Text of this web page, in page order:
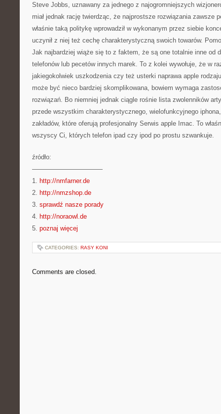
Steve Jobbs, uznawany za jednego z najogromniejszych
miał jednak rację twierdząc, że najprostsze rozwiązania zawsze
właśnie taką politykę wprowadził w wykonanym przez siebie
uczynił z niej też cechę charakterystyczną swoich towarów.
Jak najbardziej wiąże się to z faktem, że są one totalnie inne od
telefonów lub pecetów innych marek. To z kolei wywołuje, że w
jakiegokolwiek uszkodzenia czy też usterki naprawa apple
może być nieco bardziej skomplikowana, bowiem wymaga
rozwiązań. Bo niemniej jednak ciągle rośnie lista zwolenników
przede wszystkim charakterystycznego, wielofunkcyjnego
zakładów, które oferują profesjonalny Serwis apple Imac. To
wszyscy Ci, których telefon ipad czy ipod po prostu szwankuje.
źródło:
———————————
1. http://nmfarner.de
2. http://nmzshop.de
3. sprawdź nasze porady
4. http://noraowl.de
5. poznaj więcej
CATEGORIES: RASY KONI
Comments are closed.